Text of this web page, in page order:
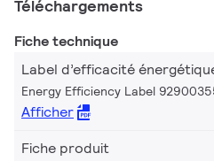
Téléchargements
Fiche technique
Label d’efficacité
Energy Efficiency Label
Afficher
Fiche produit